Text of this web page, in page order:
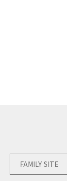
FAMILY SITE